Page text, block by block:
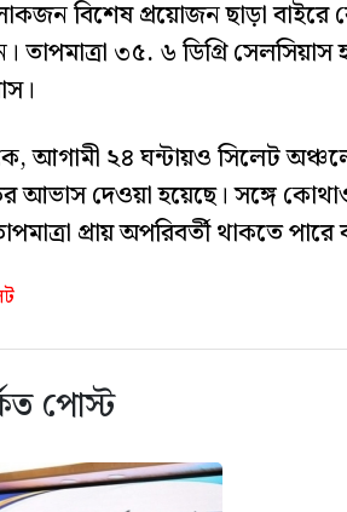
বিশেষ প্রয়োজন ছাড়া বাইরে
তাপমাত্রা ৩৫. ৬ ডিগ্রি
আগামী ২৪ ঘন্টায়ও সিলেট
আভাস দেওয়া হয়েছে। সঙ্গে
প্রায় অপরিবর্তী থাকতে
পোস্ট